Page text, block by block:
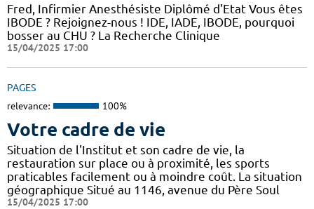
Fred, Infirmier Anesthésiste Diplômé d'Etat Vous êtes
IBODE ? Rejoignez-nous ! IDE, IADE, IBODE, pourquoi
bosser au CHU ? La Recherche Clinique
15/04/2025 17:00
PAGES
relevance: 100%
Votre cadre de vie
Situation de l'Institut et son cadre de vie, la
restauration sur place ou à proximité, les sports
praticables facilement ou à moindre coût. La situation
géographique Situé au 1146, avenue du Père Soul
15/04/2025 17:00